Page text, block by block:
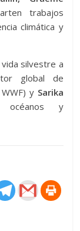
trabajos
climática y
silvestre a
global de
ySarika
y